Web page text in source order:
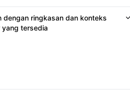
dengan ringkasan dan konteks
yang tersedia